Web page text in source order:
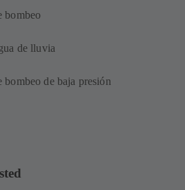
bombeo
de lluvia
bombeo de baja presión